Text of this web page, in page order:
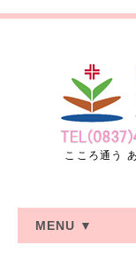
こころ通う
MENU ▼